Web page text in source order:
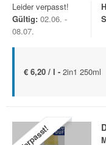
Leider verpasst!
Gültig: 02.06. -
08.07.
€ 6,20 / l - 2in1 250ml
Verpasst!